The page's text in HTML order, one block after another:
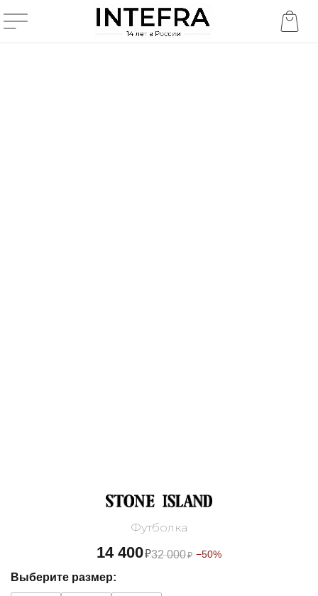
Футболка
14 400₽32 000₽ −50%
Выберите размер: